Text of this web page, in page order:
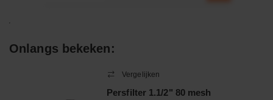
Onlangs bekeken:
Vergelijken
Persfilter 1.1/2" 80 mesh